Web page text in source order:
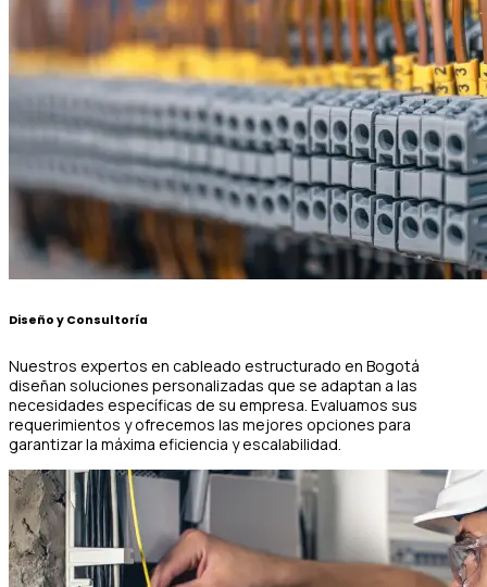
Diseño y Consultoría
Nuestros expertos en cableado estructurado en Bogotá
diseñan soluciones personalizadas que se adaptan a las
necesidades específicas de su empresa. Evaluamos sus
requerimientos y ofrecemos las mejores opciones para
garantizar la máxima eficiencia y escalabilidad.